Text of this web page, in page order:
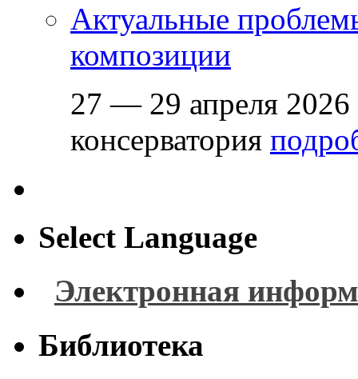
Актуальные
композиции
27 — 29 апреля 2026
консерватория
Select Language
Электронная
Библиотека